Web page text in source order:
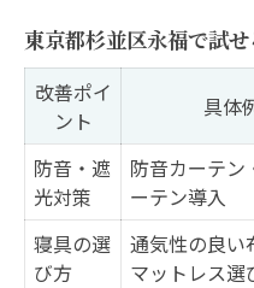
産後の睡眠不足
睡眠時間を確
夜泣き対応で役
夜泣きが落ち
夜泣き対策で7
杉並区永福で見つ
東京都杉並区永福で試
改善ポイ
ント
具体
防音・遮
光対策
防音カーテン
ーテン導入
寝具の選
び方
通気性の良い
マットレス選